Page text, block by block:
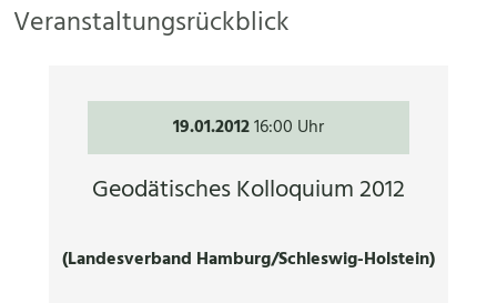
Veranstaltungsrückblick
19.01.201216:00 Uhr
Geodätisches Kolloquium 2012
(Landesverband Hamburg/Schleswig-Holstein)